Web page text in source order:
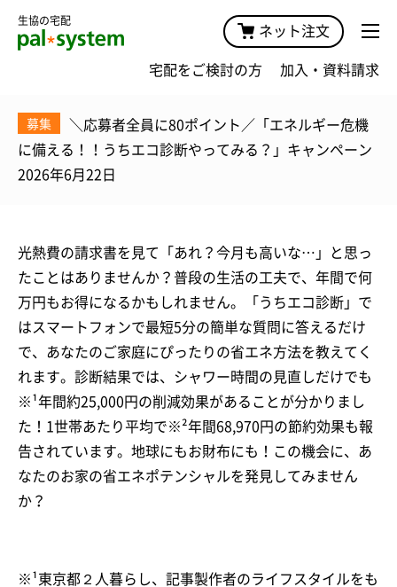
生協の宅配
ネット注文
宅配をご検討の方 加入・資料請求
募集
＼応募者全員に80ポイント／「エネルギー危機
に備える！！うちエコ診断やってみる？」キャンペーン
2026年6月22日
光熱費の請求書を見て「あれ？今月も高いな…」と思っ
たことはありませんか？普段の生活の工夫で、年間で何
万円もお得になるかもしれません。「うちエコ診断」で
はスマートフォンで最短5分の簡単な質問に答えるだけ
で、あなたのご家庭にぴったりの省エネ方法を教えてく
れます。診断結果では、シャワー時間の見直しだけでも
※¹年間約25,000円の削減効果があることが分かりまし
た！1世帯あたり平均で※²年間68,970円の節約効果も報
告されています。地球にもお財布にも！この機会に、あ
なたのお家の省エネポテンシャルを発見してみません
か？
※¹東京都２人暮らし、記事製作者のライフスタイルをも